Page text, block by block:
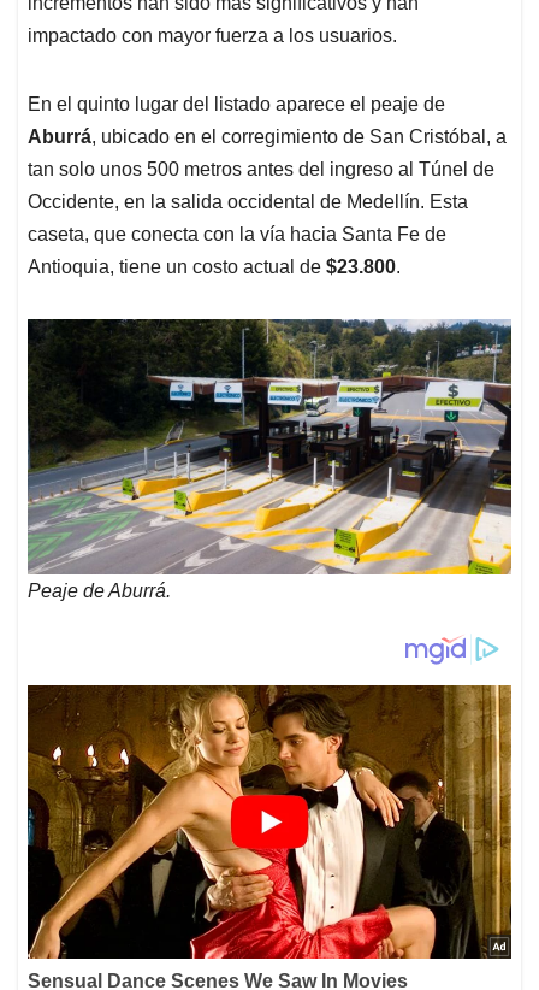
impactado con mayor fuerza a los usuarios.
En el quinto lugar del listado aparece el peaje de
Aburrá, ubicado en el corregimiento de San Cristóbal, a
tan solo unos 500 metros antes del ingreso al Túnel de
Occidente, en la salida occidental de Medellín. Esta
caseta, que conecta con la vía hacia Santa Fe de
Antioquia, tiene un costo actual de $23.800.
Peaje de Aburrá.